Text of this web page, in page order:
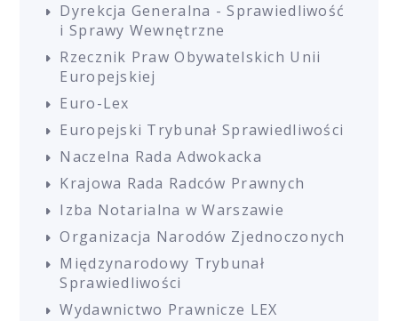
Dyrekcja Generalna - Sprawiedliwość
i Sprawy Wewnętrzne
Rzecznik Praw Obywatelskich Unii
Europejskiej
Euro-Lex
Europejski Trybunał Sprawiedliwości
Naczelna Rada Adwokacka
Krajowa Rada Radców Prawnych
Izba Notarialna w Warszawie
Organizacja Narodów Zjednoczonych
Międzynarodowy Trybunał
Sprawiedliwości
Wydawnictwo Prawnicze LEX